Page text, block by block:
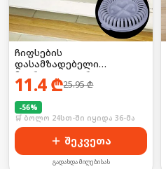
ჩიფსების
დასამზადებელი
მიკროტალღური
ღუმელისთვის
11.4₾25.95₾
-56%
🛒 ბოლო 24სთ-ში იყიდა 36-მა
შეკვეთა
გადახდა მიღებისას